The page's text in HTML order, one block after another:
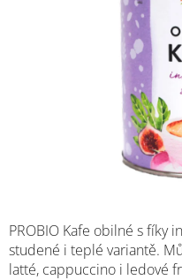
PROBIO Kafe obilné s fíky
studené i teplé variantě.
latté, cappuccino i ledové